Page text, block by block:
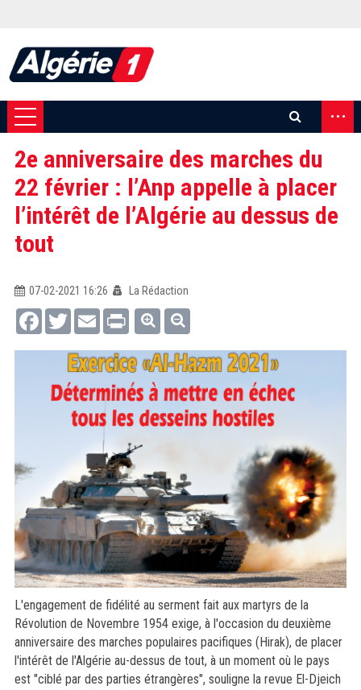
...
2e anniversaire des marches du
22 février : l’Anp appelle à placer
l’intérêt de l’Algérie au dessus de
tout
07-02-2021 16:26
La Rédaction
FacebookTwitterEmail Print
L'engagement de fidélité au serment fait aux martyrs de la
Révolution de Novembre 1954 exige, à l'occasion du deuxième
anniversaire des marches populaires pacifiques (Hirak), de placer
l'intérêt de l'Algérie au-dessus de tout, à un moment où le pays
est "ciblé par des parties étrangères", souligne la revue El-Djeich